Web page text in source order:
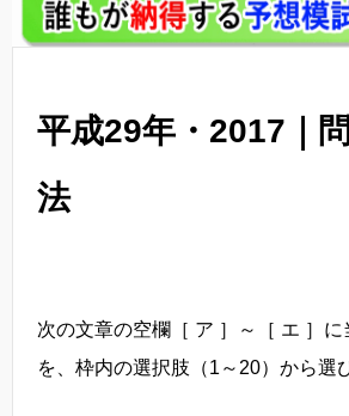
平成29年・2017｜
法
次の文章の空欄［ ア ］～［ エ ］
を、枠内の選択肢（1～20）から選